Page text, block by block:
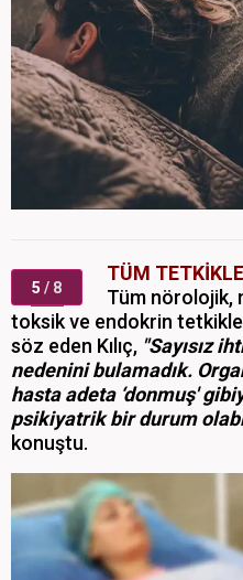
5 / 8
TÜM
Tüm nörolojik,
toksik ve endokrin
söz eden Kılıç, "Sayısız
nedenini bulamadık.
hasta adeta ‘donmuş'
psikiyatrik bir durum
konuştu.